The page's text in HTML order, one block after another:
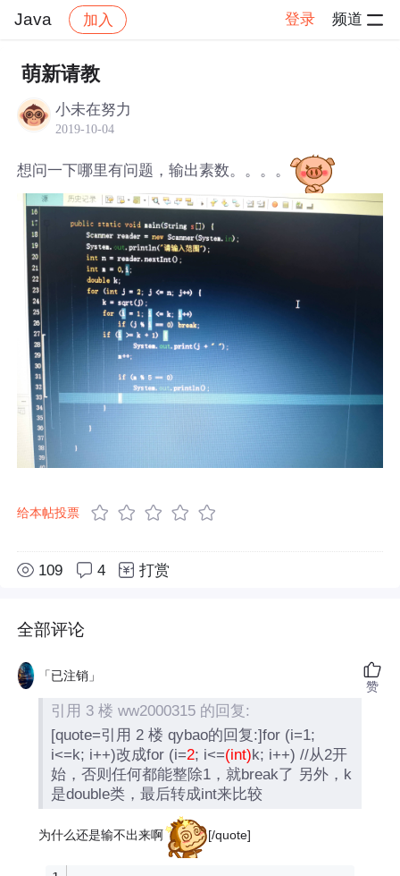
Java 加入 登录 频道
社区 Java
萌新请教
小未在努力
2019-10-04
想问一下哪里有问题，输出素数。。。。
给本帖投票
109 4 打赏
全部评论
「已注销」
引用 3 楼 ww2000315 的回复:
[quote=引用 2 楼 qybao的回复:]for (i=1;
i<=k; i++)改成for (i=2; i<=(int)k; i++) //从2开
始，否则任何都能整除1，就break了 另外，k
是double类，最后转成int来比较
为什么还是输不出来啊 [/quote]
赞